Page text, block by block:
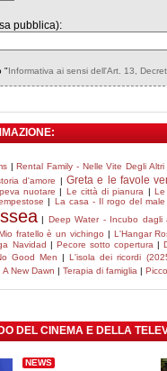
pubblica):
"Informativa ai sensi dell'Art. 13,
|Rental Family - Nelle Vite Degli Altri
d'amore | Greta e le favole
nuotare | Le città di pianura | Le
| La casa - Il rogo del male
| Deep Water - Incubo dagli
fratello è un vichingo | L'Hangar
Navidad | Pecore sotto copertura |
Good Men |L'isola dei ricordi
A New Dawn | Terapia di famiglia |
DEL CINEMA E DELLA
NEWS